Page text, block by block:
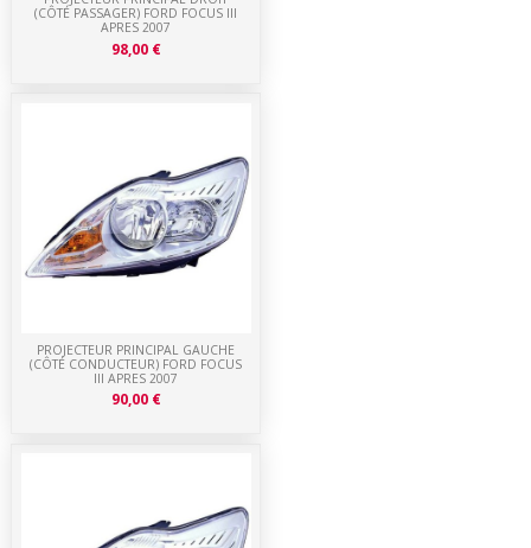
PROJECTEUR PRINCIPAL GAUCHE
(CÔTÉ CONDUCTEUR) FORD FOCUS
III APRES 2007
90,00 €
(CÔTÉ PASSAGER) FORD FOCUS III
APRES 2007
98,00 €